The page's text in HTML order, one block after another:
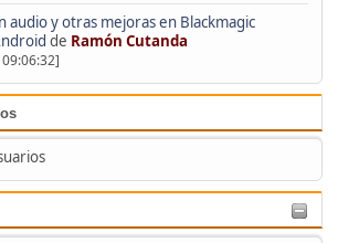
audio y otras mejoras en Blackmagic
de Ramón Cutanda